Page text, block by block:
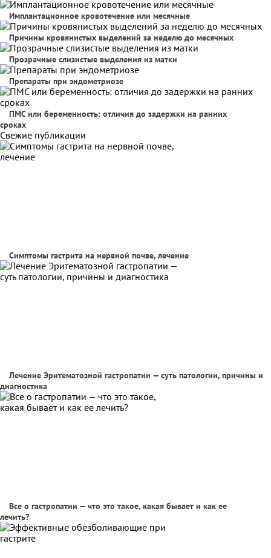
Имплантационное кровотечение или месячные
Причины кровянистых выделений за неделю до месячных
Прозрачные слизистые выделения из матки
Препараты при эндометриозе
ПМС или беременность: отличия до задержки на ранних
сроках
Свежие публикации
Симптомы гастрита на нервной почве, лечение
Лечение Эритематозной гастропатии — суть патологии, причины и
диагностика
Все о гастропатии — что это такое, какая бывает и как ее
лечить?